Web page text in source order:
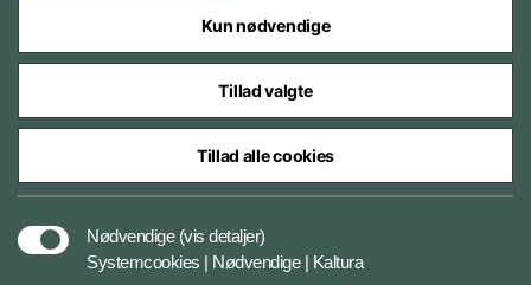
Styrelser og myndigheder under Forsvarsministeriet
Kun nødvendige
Tillad valgte
Tillad alle cookies
Nødvendige (vis detaljer)
Systemcookies | Nødvendige | Kaltura